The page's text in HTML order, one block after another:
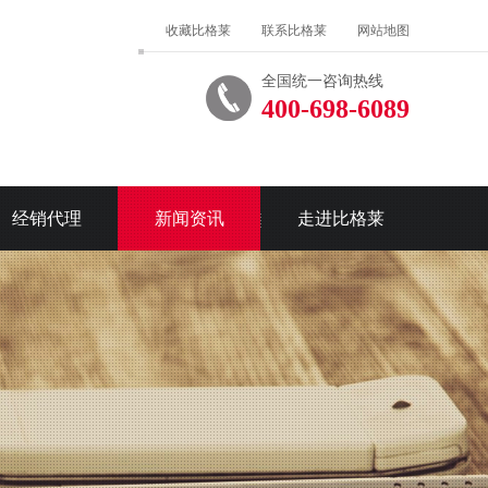
收藏比格莱 联系比格莱 网站地图
全国统一咨询热线
400-698-6089
经销代理 新闻资讯 走进比格莱